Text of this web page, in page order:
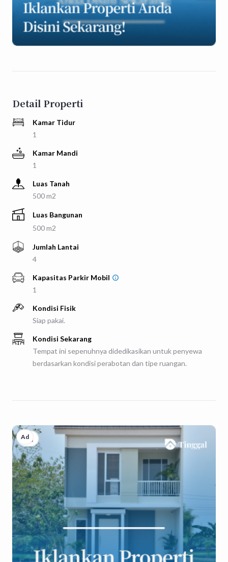
Detail Properti
Kamar Tidur
1
Kamar Mandi
1
Luas Tanah
500 m2
Luas Bangunan
500 m2
Jumlah Lantai
4
Kapasitas Parkir Mobil
1
Kondisi Fisik
Siap pakai.
Kondisi Sekarang
Tempat ini sepenuhnya didedikasikan untuk penyewa
berdasarkan kondisi perabotan dan tipe ruangan.
Ad